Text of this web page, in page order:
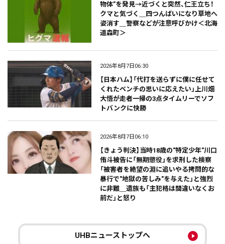
物体”を発見→近づくと突然、仁王立ち！
クマと気づく＿四つんばいになり草地へ
姿消す＿警察などが注意呼びかけ＜北海
道森町＞
2026年8月7日06:30
【日本ハム】「代打を送らずに僕に任せて
くれたベンチの思いに応えたい」上川畑
大悟が走者一掃の3点タイムリーでソフ
トバンクに快勝
2026年8月7日06:10
【きょう判決】当時18歳の"特定少年"川口
侑斗被告に「無期懲役」を求刑した検察
「被害者を絶望の淵に追いやる拷問的な
暴行で"地獄の苦しみ"を与えた」と強烈
に非難＿遺族も「主犯格は間違いなくお
前だ」と怒り
UHBニューストップへ